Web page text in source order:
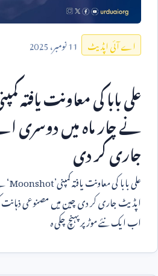
اے آئی اپڈیٹ 11نومبر،2025
علی بابا کی معاونت یافتہ
نے چار ماہ میں دوسری
جاری کر دی
علی بابا کی معاونت یافتہ کمپنی’Moonshot
اپڈیٹ جاری کر دی چین میں مصنوعی ذہانت
اب ایک نئے موڑ پر پہنچ چکی ہ